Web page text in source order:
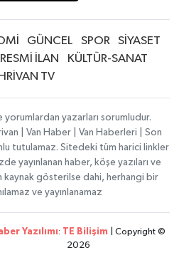
GÜNCEL SPOR
SİYASET
RESMİ İLAN
KÜLTÜR-SANAT
TV
yorumlardan yazarları sorumludur.
| Van Haber | Van Haberleri | Son
tutulamaz. Sitedeki tüm harici linkler
yayınlanan haber, köşe yazıları ve
kaynak gösterilse dahi, herhangi bir
ve yayınlanamaz
Yazılımı: TE Bilişim | Copyright ©
2026